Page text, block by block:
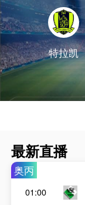
特拉凯
最新直播
奥丙
01:00